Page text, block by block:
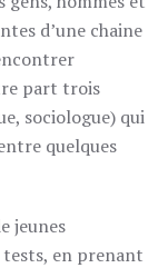
d’une chaine
part trois
sociologue) qui
quelques
jeunes
en prenant